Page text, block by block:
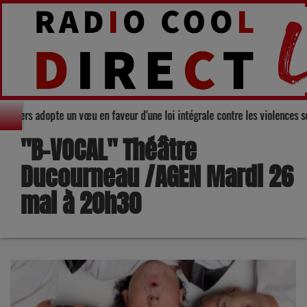
départemental du Gers adopte un vœu en faveur d'une loi
"B-VOCAL" Théâtre
Ducourneau /AGEN Mardi 26
mai à 20h30